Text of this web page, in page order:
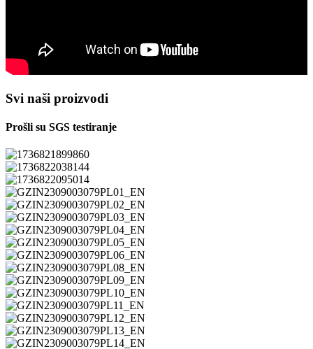
Svi naši proizvodi
Prošli su SGS testiranje